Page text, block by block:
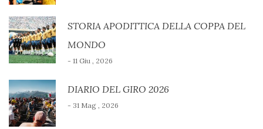
STORIA APODITTICA DELLA COPPA DEL
MONDO
- 11 Giu , 2026
DIARIO DEL GIRO 2026
- 31 Mag , 2026